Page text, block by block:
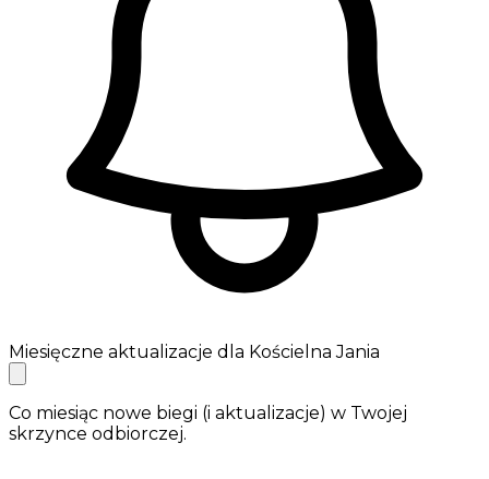
Miesięczne aktualizacje dla Kościelna Jania
Co miesiąc nowe biegi (i aktualizacje) w Twojej
skrzynce odbiorczej.